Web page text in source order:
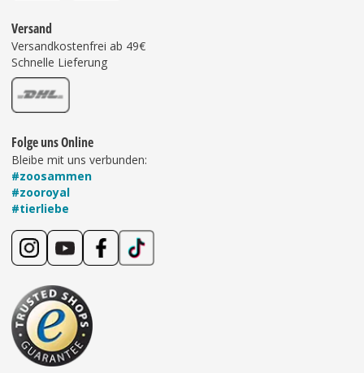
Versand
Versandkostenfrei ab 49€
Schnelle Lieferung
Folge uns Online
Bleibe mit uns verbunden:
#zoosammen
#zooroyal
#tierliebe